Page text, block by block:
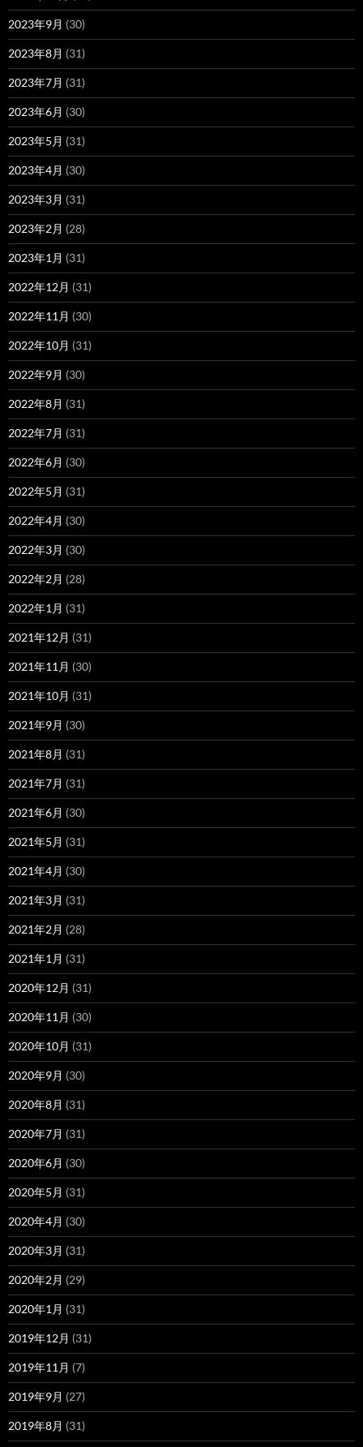
2023年9月 (30)
2023年8月 (31)
2023年7月 (31)
2023年6月 (30)
2023年5月 (31)
2023年4月 (30)
2023年3月 (31)
2023年2月 (28)
2023年1月 (31)
2022年12月 (31)
2022年11月 (30)
2022年10月 (31)
2022年9月 (30)
2022年8月 (31)
2022年7月 (31)
2022年6月 (30)
2022年5月 (31)
2022年4月 (30)
2022年3月 (30)
2022年2月 (28)
2022年1月 (31)
2021年12月 (31)
2021年11月 (30)
2021年10月 (31)
2021年9月 (30)
2021年8月 (31)
2021年7月 (31)
2021年6月 (30)
2021年5月 (31)
2021年4月 (30)
2021年3月 (31)
2021年2月 (28)
2021年1月 (31)
2020年12月 (31)
2020年11月 (30)
2020年10月 (31)
2020年9月 (30)
2020年8月 (31)
2020年7月 (31)
2020年6月 (30)
2020年5月 (31)
2020年4月 (30)
2020年3月 (31)
2020年2月 (29)
2020年1月 (31)
2019年12月 (31)
2019年11月 (7)
2019年9月 (27)
2019年8月 (31)